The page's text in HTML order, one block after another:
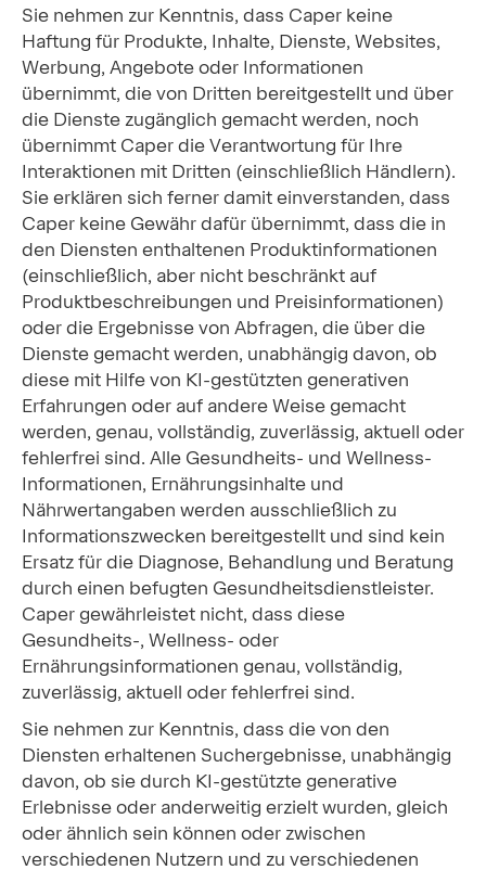
Sie nehmen zur Kenntnis, dass Caper keine
Haftung für Produkte, Inhalte, Dienste, Websites,
Werbung, Angebote oder Informationen
übernimmt, die von Dritten bereitgestellt und über
die Dienste zugänglich gemacht werden, noch
übernimmt Caper die Verantwortung für Ihre
Interaktionen mit Dritten (einschließlich Händlern).
Sie erklären sich ferner damit einverstanden, dass
Caper keine Gewähr dafür übernimmt, dass die in
den Diensten enthaltenen Produktinformationen
(einschließlich, aber nicht beschränkt auf
Produktbeschreibungen und Preisinformationen)
oder die Ergebnisse von Abfragen, die über die
Dienste gemacht werden, unabhängig davon, ob
diese mit Hilfe von KI-gestützten generativen
Erfahrungen oder auf andere Weise gemacht
werden, genau, vollständig, zuverlässig, aktuell oder
fehlerfrei sind. Alle Gesundheits- und Wellness-
Informationen, Ernährungsinhalte und
Nährwertangaben werden ausschließlich zu
Informationszwecken bereitgestellt und sind kein
Ersatz für die Diagnose, Behandlung und Beratung
durch einen befugten Gesundheitsdienstleister.
Caper gewährleistet nicht, dass diese
Gesundheits-, Wellness- oder
Ernährungsinformationen genau, vollständig,
zuverlässig, aktuell oder fehlerfrei sind.
Sie nehmen zur Kenntnis, dass die von den
Diensten erhaltenen Suchergebnisse, unabhängig
davon, ob sie durch KI-gestützte generative
Erlebnisse oder anderweitig erzielt wurden, gleich
oder ähnlich sein können oder zwischen
verschiedenen Nutzern und zu verschiedenen